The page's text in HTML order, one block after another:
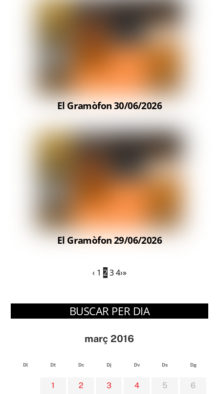
El Gramòfon 30/06/2026
El Gramòfon 29/06/2026
‹ 1 234›»
BUSCAR PER DIA
març 2016
Dl Dt Dc Dj Dv Ds Dg
1 2 3 4 5 6